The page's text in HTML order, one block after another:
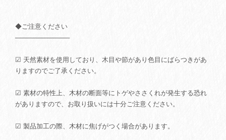
◆ご注意ください
────────────
☑ 天然素材を使用しており、木目や節があり色目にばらつきがあ
りますのでご了承ください。
☑ 素材の特性上、木材の断面等にトゲやささくれが発生する恐れ
がありますので、お取り扱いには十分ご注意ください。
☑ 製品加工の際、木材に焦げがつく場合があります。